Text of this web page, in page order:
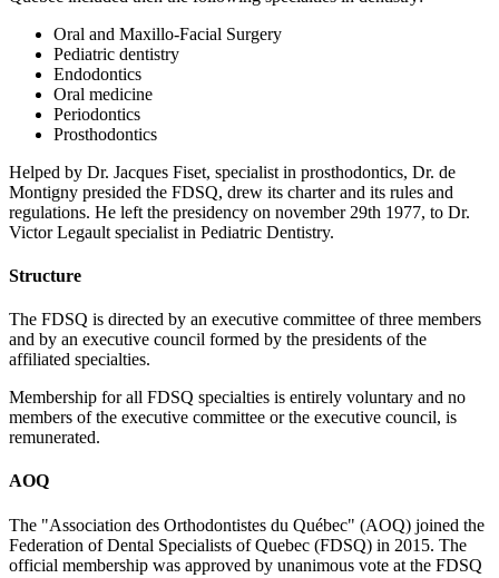
Oral and Maxillo-Facial Surgery
Pediatric dentistry
Endodontics
Oral medicine
Periodontics
Prosthodontics
Helped by Dr. Jacques Fiset, specialist in prosthodontics, Dr. de
Montigny presided the FDSQ, drew its charter and its rules and
regulations. He left the presidency on november 29th 1977, to Dr.
Victor Legault specialist in Pediatric Dentistry.
Structure
The FDSQ is directed by an executive committee of three members
and by an executive council formed by the presidents of the
affiliated specialties.
Membership for all FDSQ specialties is entirely voluntary and no
members of the executive committee or the executive council, is
remunerated.
AOQ
The "Association des Orthodontistes du Québec" (AOQ) joined the
Federation of Dental Specialists of Quebec (FDSQ) in 2015. The
official membership was approved by unanimous vote at the FDSQ